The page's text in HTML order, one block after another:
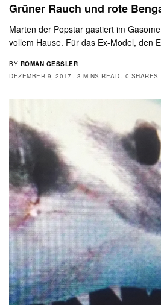
Grüner Rauch und rote
Marten der Popstar gastiert im
vollem Hause. Für das Ex-Model, den
BY ROMAN GESSLER
DEZEMBER 9, 2017
3 MINS READ 0 SHARES